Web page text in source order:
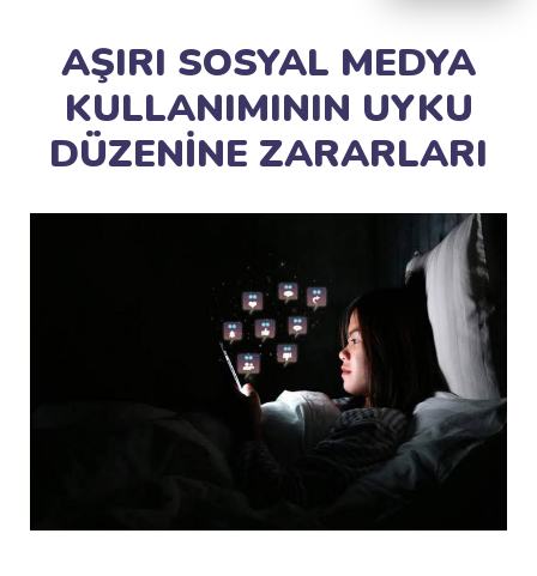
AŞIRI SOSYAL MEDYA
KULLANIMININ UYKU
DÜZENİNE ZARARLARI